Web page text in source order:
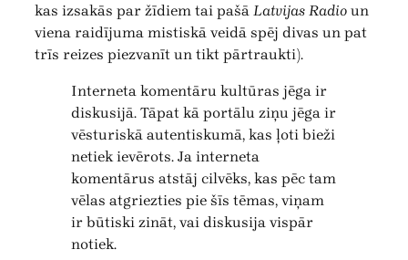
kas izsakās par žīdiem tai pašā Latvijas Radio un
viena raidījuma mistiskā veidā spēj divas un pat
trīs reizes piezvanīt un tikt pārtraukti).
Interneta komentāru kultūras jēga ir
diskusijā. Tāpat kā portālu ziņu jēga ir
vēsturiskā autentiskumā, kas ļoti bieži
netiek ievērots. Ja interneta
komentārus atstāj cilvēks, kas pēc tam
vēlas atgriezties pie šīs tēmas, viņam
ir būtiski zināt, vai diskusija vispār
notiek.